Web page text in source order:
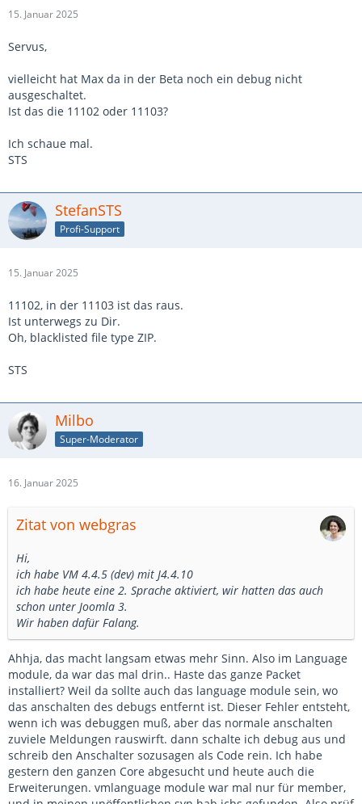
15. Januar 2025
Servus,
vielleicht hat Max da in der Beta noch ein debug nicht
ausgeschaltet.
Ist das die 11102 oder 11103?
Ich schaue mal.
STS
StefanSTS
Profi-Support
15. Januar 2025
11102, in der 11103 ist das raus.
Ist unterwegs zu Dir.
Oh, blacklisted file type ZIP.
STS
Milbo
Super-Moderator
16. Januar 2025
Zitat von webgras
Hi,
ich habe VM 4.4.5 (dev) mit J4.4.10
ich habe heute eine 2. Sprache aktiviert, wir hatten das auch
schon unter Joomla 3.
Wir haben dafür Falang.
Ahhja, das macht langsam etwas mehr Sinn. Also im Language
module, da war das mal drin.. Haste das ganze Packet
installiert? Weil da sollte auch das language module sein, wo
das anschalten des debugs entfernt ist. Dieser Fehler entsteht,
wenn ich was debuggen muß, aber das normale anschalten
zuviele Meldungen rauswirft. dann schalte ich debug aus und
schreib den Anschalter sozusagen als Code rein. Ich habe
gestern den ganzen Core abgesucht und heute auch die
Erweiterungen. vmlanguage module war mal nur für member,